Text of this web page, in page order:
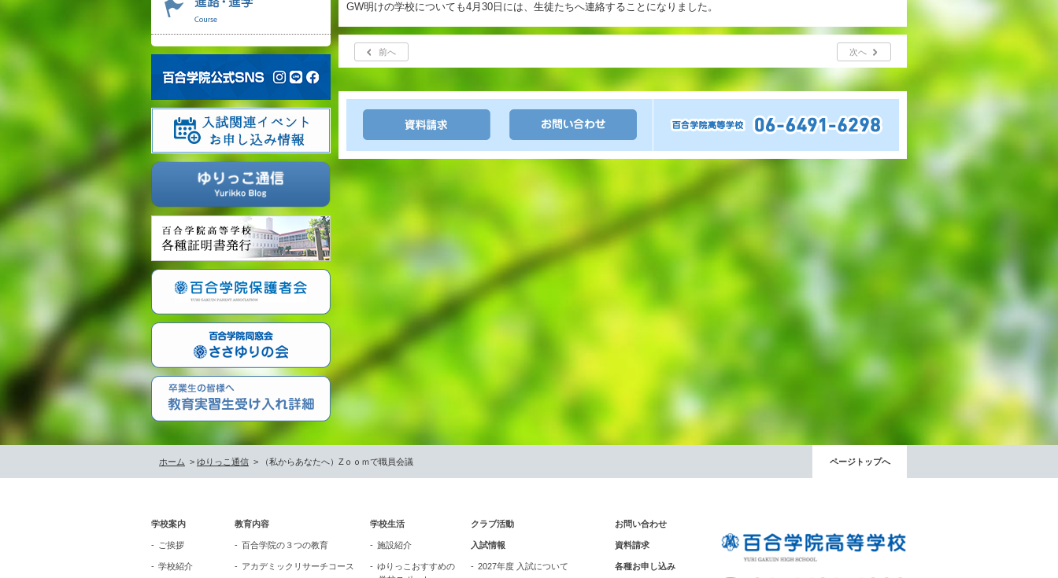
GW明けの学校についても4月30日には、生徒たちへ連絡することになりました。
前へ 次へ
ホーム > ゆりっこ通信 > （私からあなたへ）Zｏｏｍで職員会議 ページトップへ
学校案内
ご挨拶
学校紹介
教育内容
百合学院の３つの教育
アカデミックリサーチコース
学校生活
施設紹介
ゆりっこおすすめの
クラブ活動
入試情報
2027年度 入試について
お問い合わせ
資料請求
各種お申し込み
ゆりっこおすすめの
学校スポット
行事スケジュール
制服紹介
2027年度 入試について
出願時申請書類ダウンロード
帰国子女・転編入試験募集要項
入試関連よくある質問
進路指導